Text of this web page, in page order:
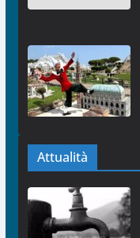
Attualità